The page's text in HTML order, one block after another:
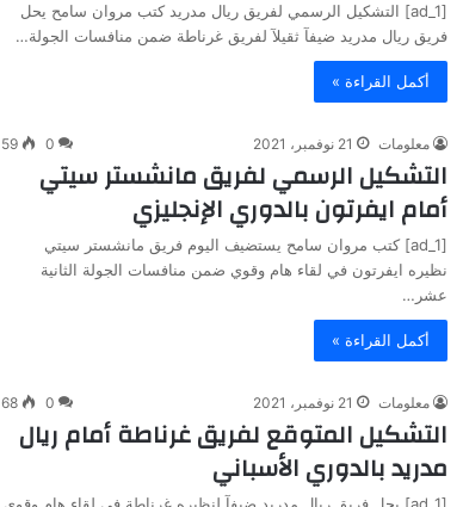
[ad_1] التشكيل الرسمي لفريق ريال مدريد كتب مروان سامح يحل
فريق ريال مدريد ضيفآ ثقيلآ لفريق غرناطة ضمن منافسات الجولة…
أكمل القراءة »
معلومات 21 نوفمبر، 2021 0
59
التشكيل الرسمي لفريق مانشستر سيتي
أمام ايفرتون بالدوري الإنجليزي
[ad_1] كتب مروان سامح يستضيف اليوم فريق مانشستر سيتي
نظيره ايفرتون في لقاء هام وقوي ضمن منافسات الجولة الثانية
عشر…
أكمل القراءة »
معلومات 21 نوفمبر، 2021 0
68
التشكيل المتوقع لفريق غرناطة أمام ريال
مدريد بالدوري الأسباني